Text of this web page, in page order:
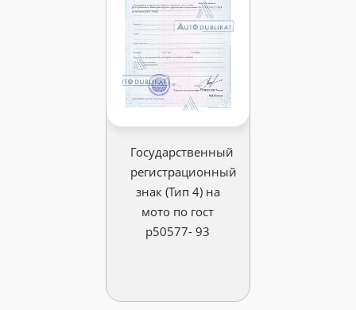
Государственный
регистрационный
знак (Тип 4) на
мото по гост
р50577- 93